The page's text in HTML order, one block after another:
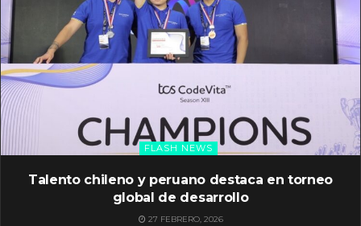
FLASH NEWS
Talento chileno y peruano destaca en torneo
global de desarrollo
27 FEBRERO, 2026